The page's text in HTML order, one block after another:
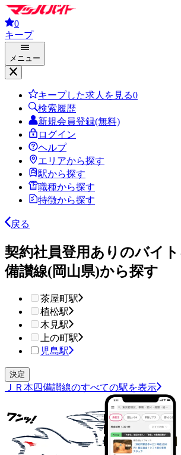
0
キープ
メニュー
キープした求人を見る0
検索履歴
新規会員登録(無料)
ログイン
ヘルプ
エリアから探す
駅から探す
職種から探す
特徴から探す
戻る
契約社員登用ありのバイ
備讃線(岡山県)から探す
茶屋町駅
植松駅
木見駅
上の町駅
児島駅
ＪＲ本四備讃線のすべての駅を表示